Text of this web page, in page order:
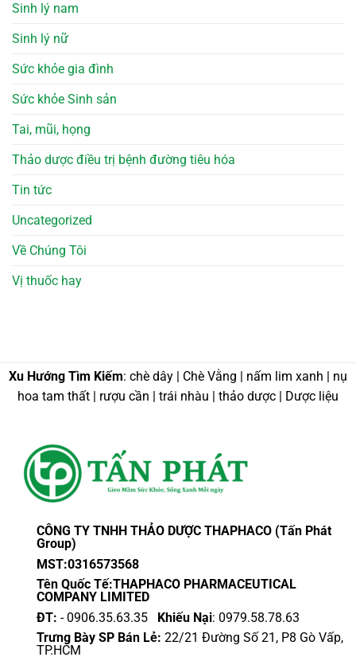
Sinh lý nam
Sinh lý nữ
Sức khỏe gia đình
Sức khỏe Sinh sản
Tai, mũi, họng
Thảo dược điều trị bệnh đường tiêu hóa
Tin tức
Uncategorized
Về Chúng Tôi
Vị thuốc hay
Xu Hướng Tìm Kiếm: chè dây | Chè Vằng | nấm lim xanh | nụ
hoa tam thất | rượu cần | trái nhàu | thảo dược | Dược liệu
CÔNG TY TNHH THẢO DƯỢC THAPHACO (Tấn Phát
Group)
MST:0316573568
Tên Quốc Tế:THAPHACO PHARMACEUTICAL
COMPANY LIMITED
ĐT: - 0906.35.63.35 Khiếu Nại: 0979.58.78.63
Trưng Bày SP Bán Lẻ: 22/21 Đường Số 21, P8 Gò Vấp,
TP.HCM